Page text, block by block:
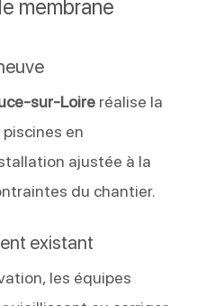
membrane
sur-Loireréalise la
en
ajustée à la
du chantier.
existant
les équipes